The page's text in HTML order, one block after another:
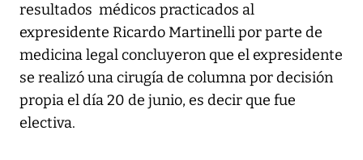
resultados médicos practicados al
expresidente Ricardo Martinelli por parte de
medicina legal concluyeron que el expresidente
se realizó una cirugía de columna por decisión
propia el día 20 de junio, es decir que fue
electiva.